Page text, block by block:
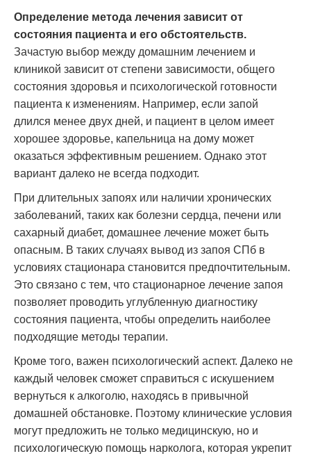
Определение метода лечения зависит от
состояния пациента и его обстоятельств.
Зачастую выбор между домашним лечением и
клиникой зависит от степени зависимости, общего
состояния здоровья и психологической готовности
пациента к изменениям. Например, если запой
длился менее двух дней, и пациент в целом имеет
хорошее здоровье, капельница на дому может
оказаться эффективным решением. Однако этот
вариант далеко не всегда подходит.
При длительных запоях или наличии хронических
заболеваний, таких как болезни сердца, печени или
сахарный диабет, домашнее лечение может быть
опасным. В таких случаях вывод из запоя СПб в
условиях стационара становится предпочтительным.
Это связано с тем, что стационарное лечение запоя
позволяет проводить углубленную диагностику
состояния пациента, чтобы определить наиболее
подходящие методы терапии.
Кроме того, важен психологический аспект. Далеко не
каждый человек сможет справиться с искушением
вернуться к алкоголю, находясь в привычной
домашней обстановке. Поэтому клинические условия
могут предложить не только медицинскую, но и
психологическую помощь нарколога, которая укрепит